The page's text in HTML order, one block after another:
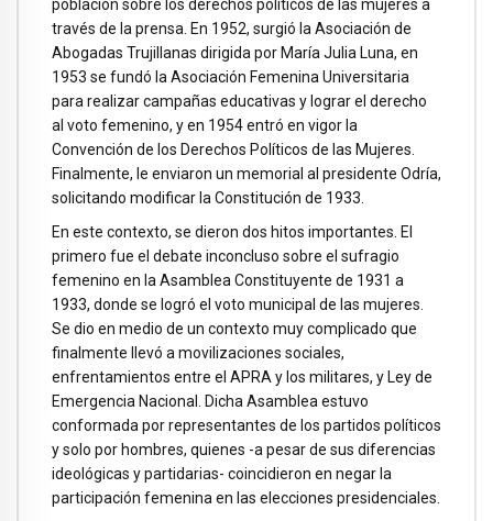
población sobre los derechos políticos de las mujeres a
través de la prensa. En 1952, surgió la Asociación de
Abogadas Trujillanas dirigida por María Julia Luna, en
1953 se fundó la Asociación Femenina Universitaria
para realizar campañas educativas y lograr el derecho
al voto femenino, y en 1954 entró en vigor la
Convención de los Derechos Políticos de las Mujeres.
Finalmente, le enviaron un memorial al presidente Odría,
solicitando modificar la Constitución de 1933.
En este contexto, se dieron dos hitos importantes. El
primero fue el debate inconcluso sobre el sufragio
femenino en la Asamblea Constituyente de 1931 a
1933, donde se logró el voto municipal de las mujeres.
Se dio en medio de un contexto muy complicado que
finalmente llevó a movilizaciones sociales,
enfrentamientos entre el APRA y los militares, y Ley de
Emergencia Nacional. Dicha Asamblea estuvo
conformada por representantes de los partidos políticos
y solo por hombres, quienes -a pesar de sus diferencias
ideológicas y partidarias- coincidieron en negar la
participación femenina en las elecciones presidenciales.